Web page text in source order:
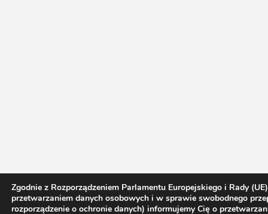
Zgodnie z Rozporządzeniem Parlamentu Europejskiego i Rady
przetwarzaniem danych osobowych i w sprawie swobodnego
rozporządzenie o ochronie danych) informujemy Cię o